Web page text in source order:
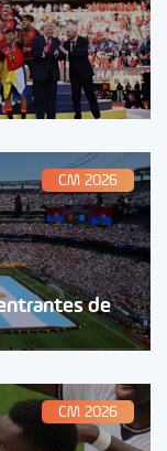
CM 2026
de
CM 2026